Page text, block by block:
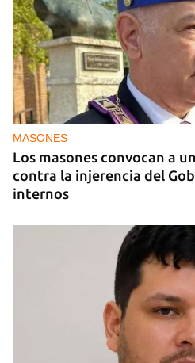
MIAMI
La hija de un diplomático
EE UU en 2003 está bajo
MASONES
Los masones convocan a
contra la injerencia del
internos